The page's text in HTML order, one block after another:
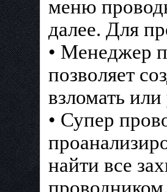
меню
далее. Для
• Менеджер
позволяет
взломать или
• Супер
найти все